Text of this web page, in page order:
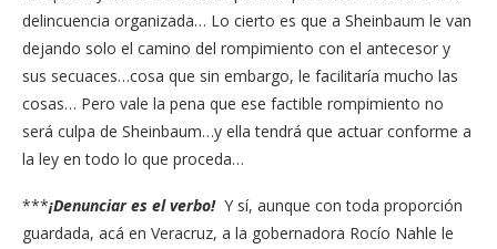
delincuencia organizada… Lo cierto es que a Sheinbaum le van
dejando solo el camino del rompimiento con el antecesor y
sus secuaces…cosa que sin embargo, le facilitaría mucho las
cosas… Pero vale la pena que ese factible rompimiento no
será culpa de Sheinbaum…y ella tendrá que actuar conforme a
la ley en todo lo que proceda…
***¡Denunciar es el verbo! Y sí, aunque con toda proporción
guardada, acá en Veracruz, a la gobernadora Rocío Nahle le